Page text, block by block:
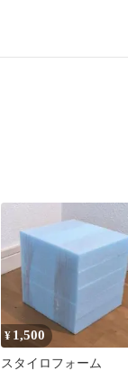
¥ 1,500
スタイロフォーム